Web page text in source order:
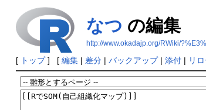
なつ の編集
http://www.okadajp.org/RWiki/
[ トップ] [ 編集| 差分| バックアップ| 添付| リ